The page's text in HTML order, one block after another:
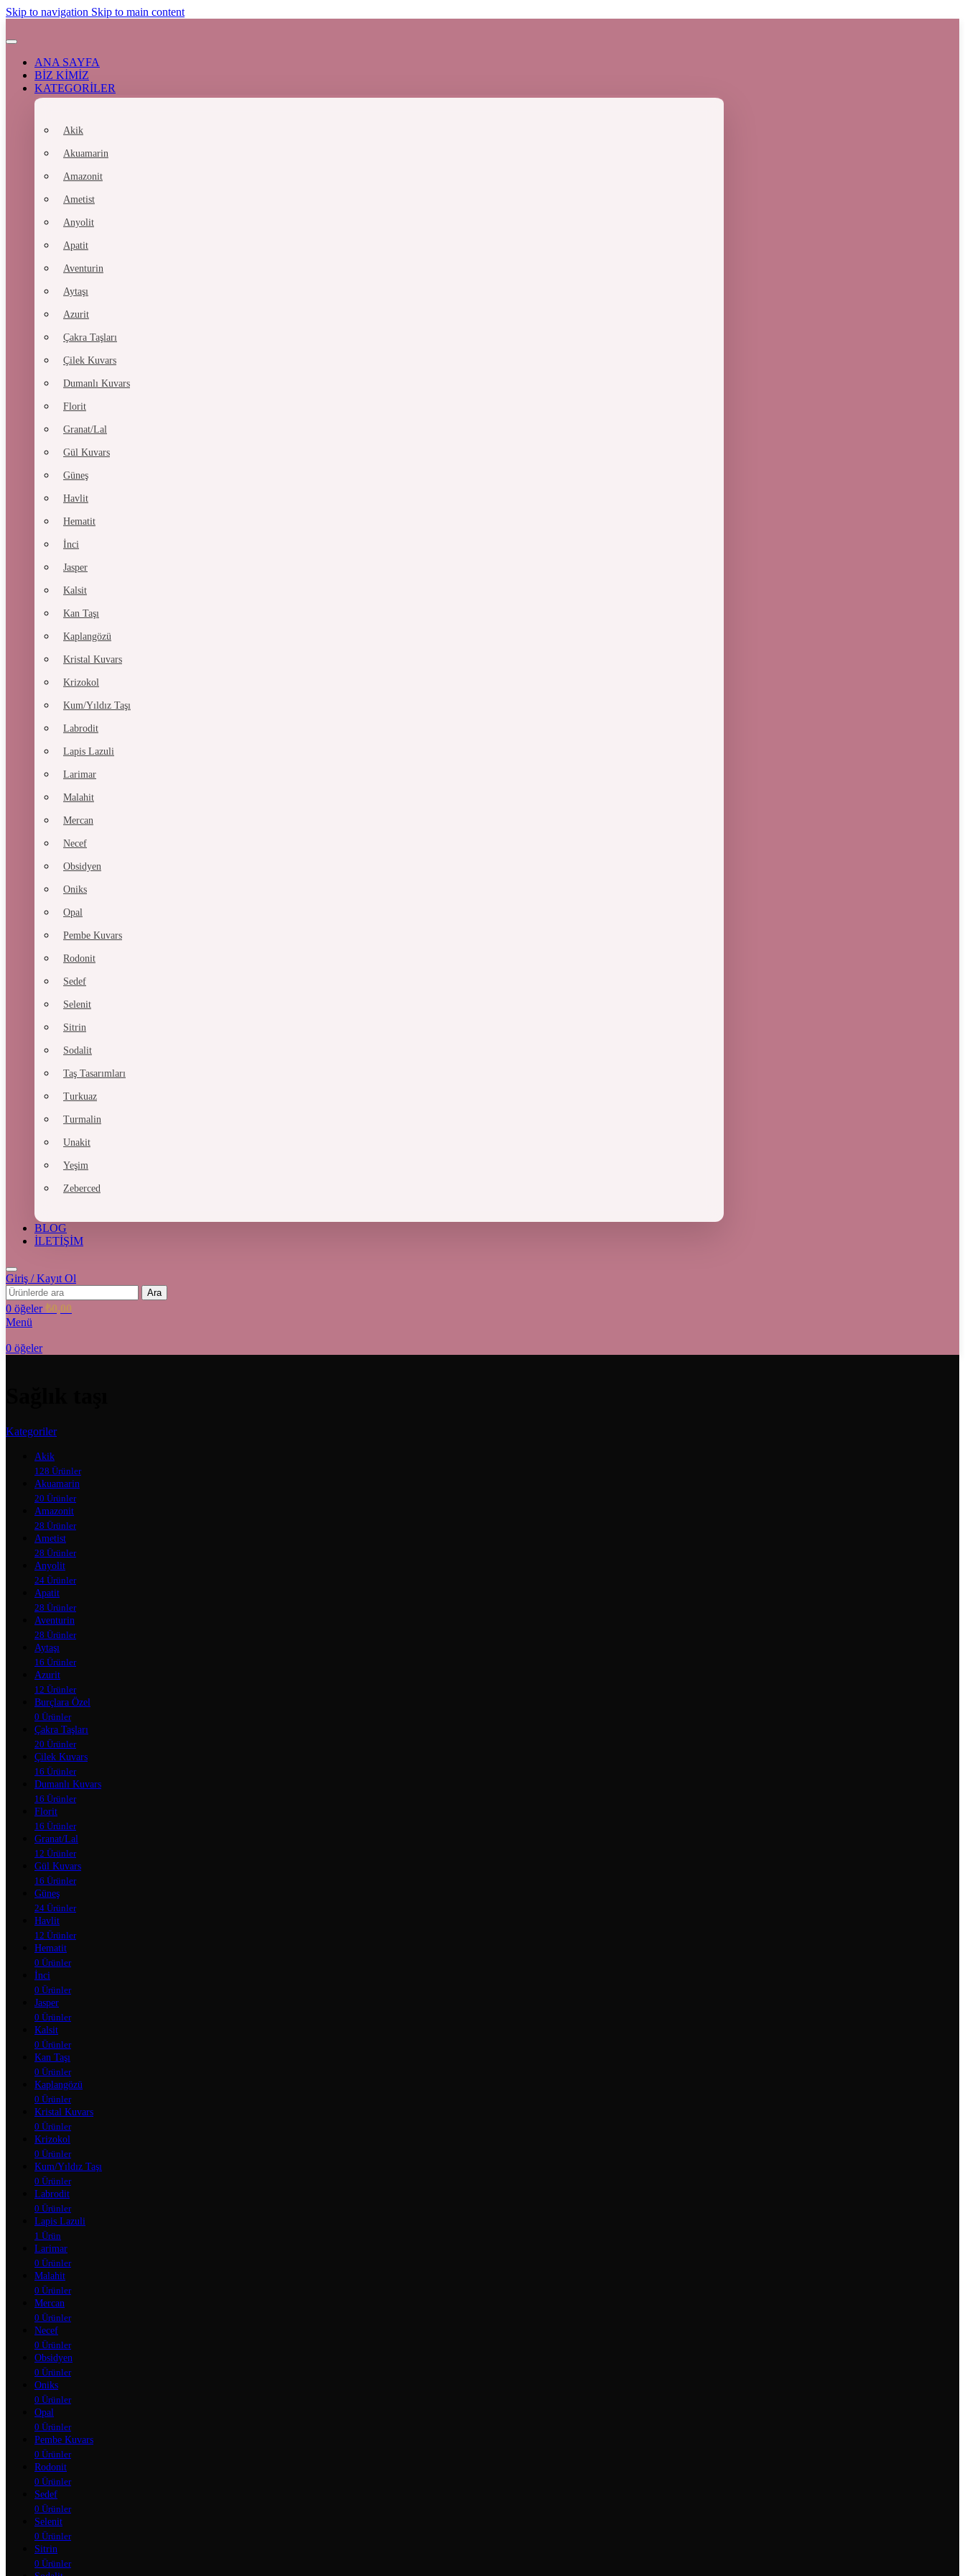
Skip to navigation Skip to main content
ANA SAYFA
BİZ KİMİZ
KATEGORİLER
Akik
Akuamarin
Amazonit
Ametist
Anyolit
Apatit
Aventurin
Aytaşı
Azurit
Çakra Taşları
Çilek Kuvars
Dumanlı Kuvars
Florit
Granat/Lal
Gül Kuvars
Güneş
Havlit
Hematit
İnci
Jasper
Kalsit
Kan Taşı
Kaplangözü
Kristal Kuvars
Krizokol
Kum/Yıldız Taşı
Labrodit
Lapis Lazuli
Larimar
Malahit
Mercan
Necef
Obsidyen
Oniks
Opal
Pembe Kuvars
Rodonit
Sedef
Selenit
Sitrin
Sodalit
Taş Tasarımları
Turkuaz
Turmalin
Unakit
Yeşim
Zeberced
BLOG
İLETİŞİM
Giriş / Kayıt Ol
Ara
0 öğeler ₺0,00
Menü
0 öğeler
Kategoriler
Akik
128 Ürünler
Akuamarin
20 Ürünler
Amazonit
28 Ürünler
Ametist
28 Ürünler
Anyolit
24 Ürünler
Apatit
28 Ürünler
Aventurin
28 Ürünler
Aytaşı
16 Ürünler
Azurit
12 Ürünler
Burçlara Özel
0 Ürünler
Çakra Taşları
20 Ürünler
Çilek Kuvars
16 Ürünler
Dumanlı Kuvars
16 Ürünler
Florit
16 Ürünler
Granat/Lal
12 Ürünler
Gül Kuvars
16 Ürünler
Güneş
24 Ürünler
Havlit
12 Ürünler
Hematit
0 Ürünler
İnci
0 Ürünler
Jasper
0 Ürünler
Kalsit
0 Ürünler
Kan Taşı
0 Ürünler
Kaplangözü
0 Ürünler
Kristal Kuvars
0 Ürünler
Krizokol
0 Ürünler
Kum/Yıldız Taşı
0 Ürünler
Labrodit
0 Ürünler
Lapis Lazuli
1 Ürün
Larimar
0 Ürünler
Malahit
0 Ürünler
Mercan
0 Ürünler
Necef
0 Ürünler
Obsidyen
0 Ürünler
Oniks
0 Ürünler
Opal
0 Ürünler
Pembe Kuvars
0 Ürünler
Rodonit
0 Ürünler
Sedef
0 Ürünler
Selenit
0 Ürünler
Sitrin
0 Ürünler